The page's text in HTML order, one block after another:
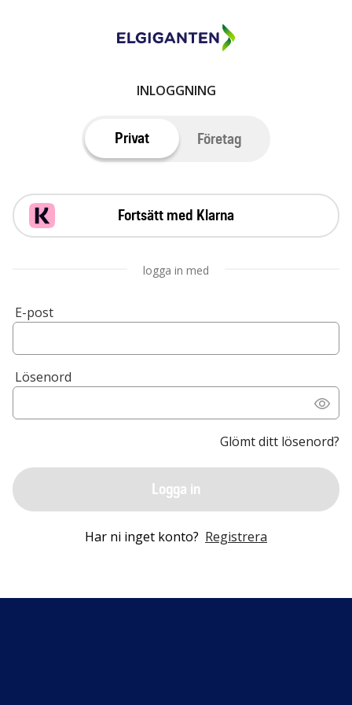
INLOGGNING
Privat Företag
Fortsätt med Klarna
logga in med
E-post
Lösenord
Glömt ditt lösenord?
Logga in
Har ni inget konto? Registrera